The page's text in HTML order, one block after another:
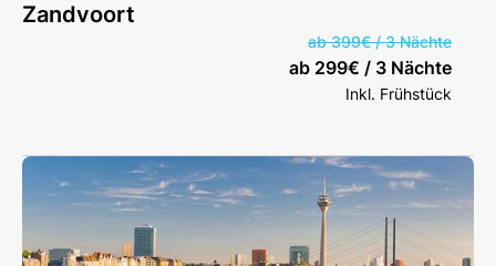
Zandvoort
ab 399€ / 3 Nächte
ab 299€ / 3 Nächte
Inkl. Frühstück